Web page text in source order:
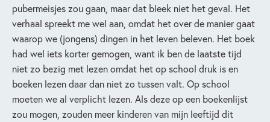
pubermeisjes zou gaan, maar dat bleek niet het geval. Het
verhaal spreekt me wel aan, omdat het over de manier gaat
waarop we (jongens) dingen in het leven beleven. Het boek
had wel iets korter gemogen, want ik ben de laatste tijd
niet zo bezig met lezen omdat het op school druk is en
boeken lezen daar dan niet zo tussen valt. Op school
moeten we al verplicht lezen. Als deze op een boekenlijst
zou mogen, zouden meer kinderen van mijn leeftijd dit